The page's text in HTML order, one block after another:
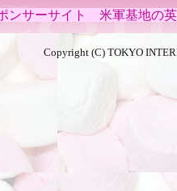
ンサーサイト 米軍基地の
Copyright (C) TOKYO